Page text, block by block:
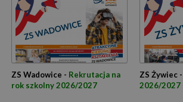
ZS Wadowice - Rekrutacja na
rok szkolny 2026/2027
ZS Żywiec -
2026/2027